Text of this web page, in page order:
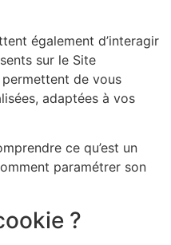
également d’interagir
sur le Site
de vous
adaptées à vos
ce qu’est un
paramétrer son
?